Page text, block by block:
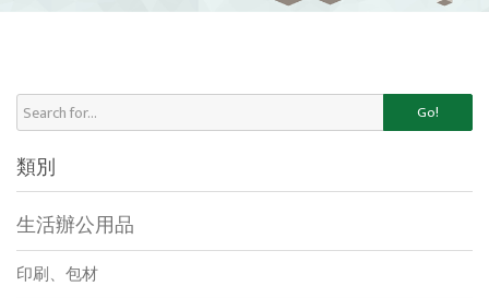
Go!
類別
生活辦公用品
印刷、包材